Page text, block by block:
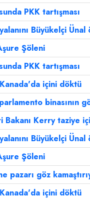
PKK tartışması
Büyükelçi Ünal
Şöleni
PKK tartışması
içini döktü
binasının
Bakanı Kerry taziye
Büyükelçi Ünal
Şöleni
pazarı göz
içini döktü